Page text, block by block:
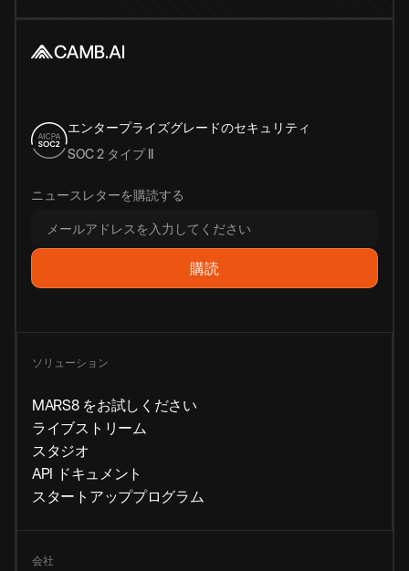
エンタープライズグレードのセキュリティ
SOC 2 タイプ II
ニュースレターを購読する
ソリューション
MARS8 をお試しください
ライブストリーム
スタジオ
API ドキュメント
スタートアッププログラム
会社